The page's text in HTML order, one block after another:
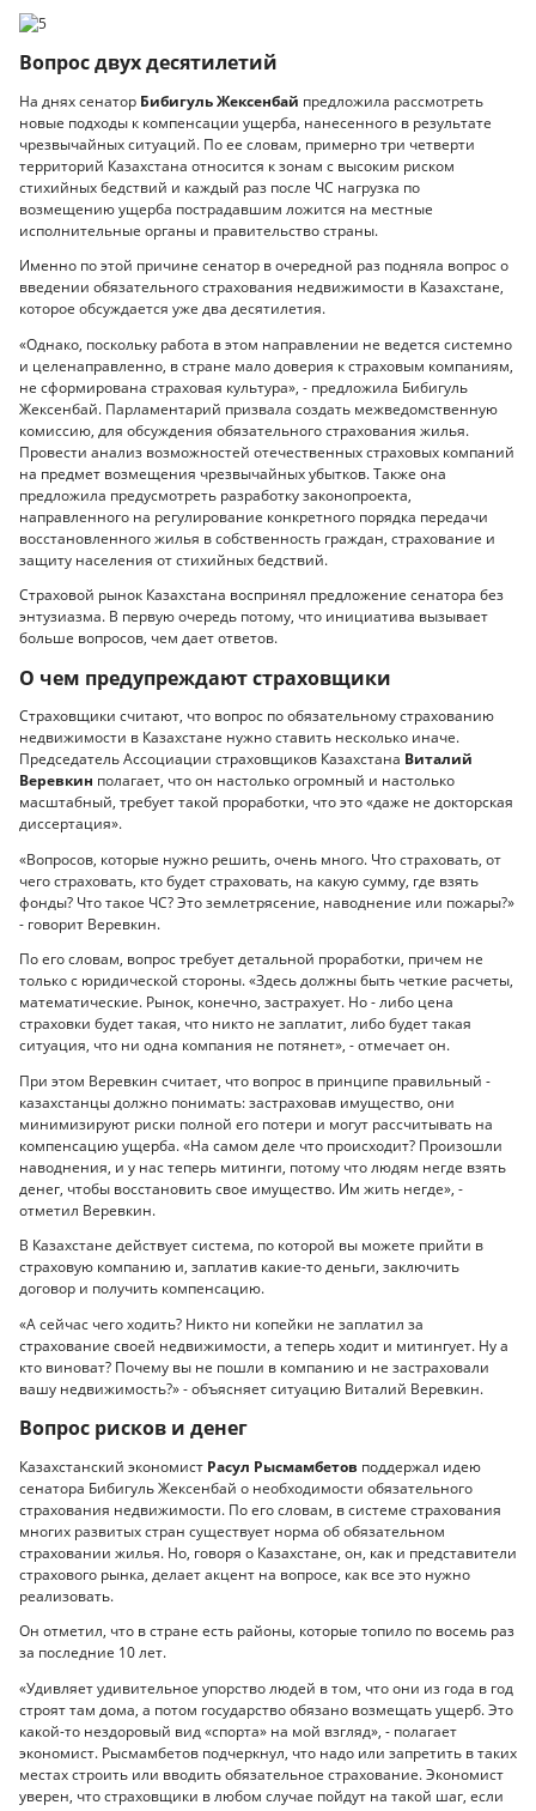
Вопрос двух десятилетий
На днях сенатор Бибигуль Жексенбай предложила рассмотреть
новые подходы к компенсации ущерба, нанесенного в результате
чрезвычайных ситуаций. По ее словам, примерно три четверти
территорий Казахстана относится к зонам с высоким риском
стихийных бедствий и каждый раз после ЧС нагрузка по
возмещению ущерба пострадавшим ложится на местные
исполнительные органы и правительство страны.
Именно по этой причине сенатор в очередной раз подняла вопрос о
введении обязательного страхования недвижимости в Казахстане,
которое обсуждается уже два десятилетия.
«Однако, поскольку работа в этом направлении не ведется системно
и целенаправленно, в стране мало доверия к страховым компаниям,
не сформирована страховая культура», - предложила Бибигуль
Жексенбай. Парламентарий призвала создать межведомственную
комиссию, для обсуждения обязательного страхования жилья.
Провести анализ возможностей отечественных страховых компаний
на предмет возмещения чрезвычайных убытков. Также она
предложила предусмотреть разработку законопроекта,
направленного на регулирование конкретного порядка передачи
восстановленного жилья в собственность граждан, страхование и
защиту населения от стихийных бедствий.
Страховой рынок Казахстана воспринял предложение сенатора без
энтузиазма. В первую очередь потому, что инициатива вызывает
больше вопросов, чем дает ответов.
О чем предупреждают страховщики
Страховщики считают, что вопрос по обязательному страхованию
недвижимости в Казахстане нужно ставить несколько иначе.
Председатель Ассоциации страховщиков Казахстана Виталий
Веревкин полагает, что он настолько огромный и настолько
масштабный, требует такой проработки, что это «даже не докторская
диссертация».
«Вопросов, которые нужно решить, очень много. Что страховать, от
чего страховать, кто будет страховать, на какую сумму, где взять
фонды? Что такое ЧС? Это землетрясение, наводнение или пожары?»
- говорит Веревкин.
По его словам, вопрос требует детальной проработки, причем не
только с юридической стороны. «Здесь должны быть четкие расчеты,
математические. Рынок, конечно, застрахует. Но - либо цена
страховки будет такая, что никто не заплатит, либо будет такая
ситуация, что ни одна компания не потянет», - отмечает он.
При этом Веревкин считает, что вопрос в принципе правильный -
казахстанцы должно понимать: застраховав имущество, они
минимизируют риски полной его потери и могут рассчитывать на
компенсацию ущерба. «На самом деле что происходит? Произошли
наводнения, и у нас теперь митинги, потому что людям негде взять
денег, чтобы восстановить свое имущество. Им жить негде», -
отметил Веревкин.
В Казахстане действует система, по которой вы можете прийти в
страховую компанию и, заплатив какие-то деньги, заключить
договор и получить компенсацию.
«А сейчас чего ходить? Никто ни копейки не заплатил за
страхование своей недвижимости, а теперь ходит и митингует. Ну а
кто виноват? Почему вы не пошли в компанию и не застраховали
вашу недвижимость?» - объясняет ситуацию Виталий Веревкин.
Вопрос рисков и денег
Казахстанский экономист Расул Рысмамбетов поддержал идею
сенатора Бибигуль Жексенбай о необходимости обязательного
страхования недвижимости. По его словам, в системе страхования
многих развитых стран существует норма об обязательном
страховании жилья. Но, говоря о Казахстане, он, как и представители
страхового рынка, делает акцент на вопросе, как все это нужно
реализовать.
Он отметил, что в стране есть районы, которые топило по восемь раз
за последние 10 лет.
«Удивляет удивительное упорство людей в том, что они из года в год
строят там дома, а потом государство обязано возмещать ущерб. Это
какой-то нездоровый вид «спорта» на мой взгляд», - полагает
экономист. Рысмамбетов подчеркнул, что надо или запретить в таких
местах строить или вводить обязательное страхование. Экономист
уверен, что страховщики в любом случае пойдут на такой шаг, если